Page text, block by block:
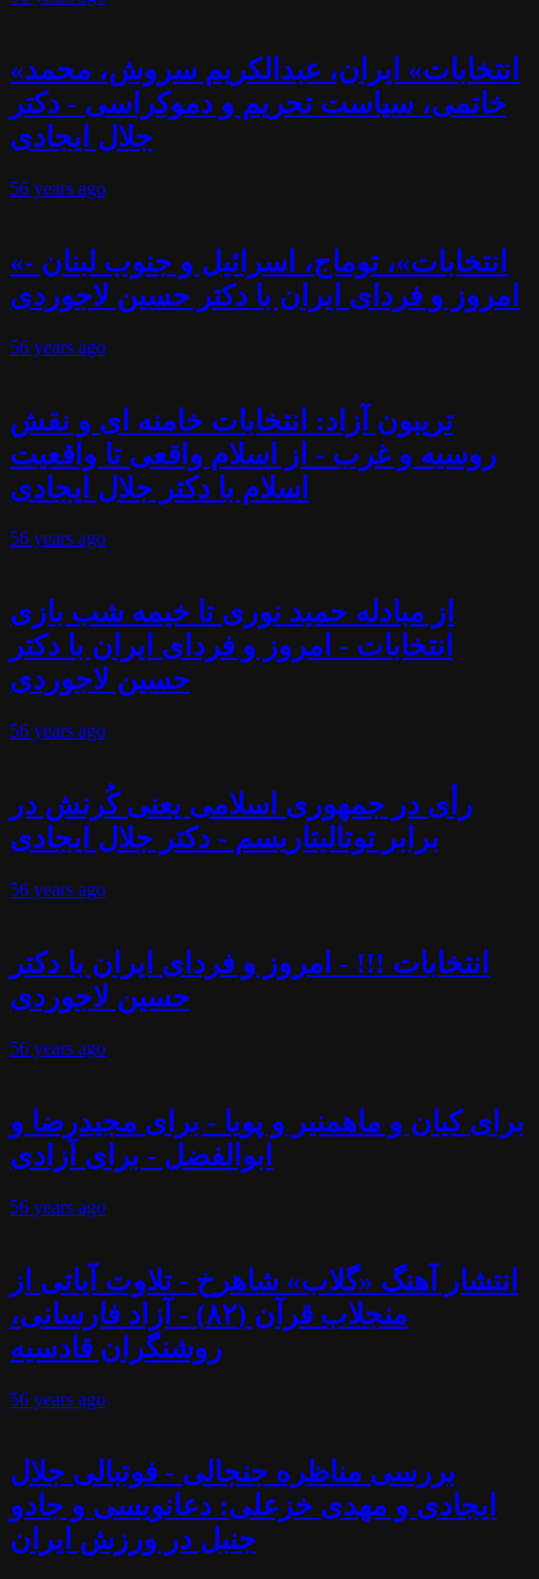
«انتخابات» ایران، عبدالکریم سروش، محمد
خاتمی، سیاست تحریم و دموکراسی - دکتر
جلال ایجادی
56 years ago
«انتخابات»، توماج، اسرائیل و جنوب لبنان -
امروز و فردای ایران با دکتر حسین لاجوردی
56 years ago
تریبون آزاد: انتخابات خامنه ای و نقش
روسیه و غرب - از اسلام واقعی تا واقعیت
اسلام با دکتر جلال ایجادی
56 years ago
از مبادله حمید نوری تا خیمه شب بازی
انتخابات - امروز و فردای ایران با دکتر
حسین لاجوردی
56 years ago
رأی در جمهوری اسلامی یعنی کُرنش در
برابر توتالیتاریسم - دکتر جلال ایجادی
56 years ago
انتخابات !!! - امروز و فردای ایران با دکتر
حسین لاجوردی
56 years ago
برای کیان و ماهمنیر و پویا - برای مجیدرضا و
ابوالفضل - برای آزادی
56 years ago
انتشار آهنگ «گلاب» شاهرخ - تلاوت آیاتی از
منجلاب قرآن (۸۲) - آزاد فارسانی،
روشنگران قادسیه
56 years ago
بررسی مناظره جنجالی - فوتبالی جلال
ایجادی و مهدی خزعلی: دعانویسی و جادو
جنبل در ورزش ایران